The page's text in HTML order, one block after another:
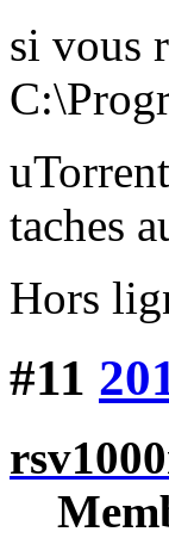
si vous
taches
Hors
#11